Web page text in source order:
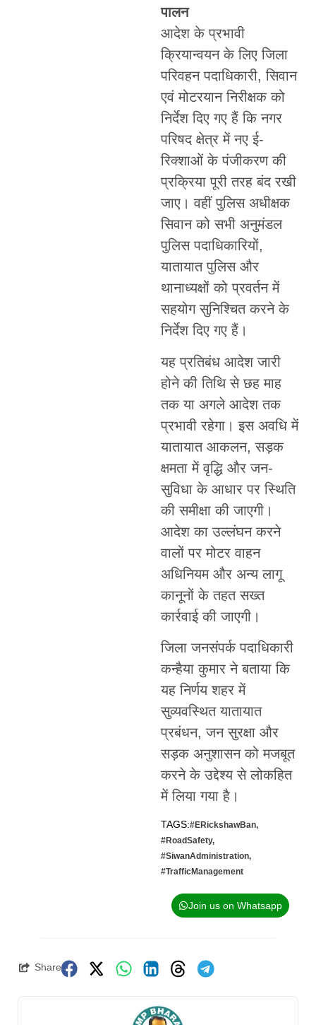
पालन
आदेश के प्रभावी
क्रियान्वयन के लिए जिला
परिवहन पदाधिकारी, सिवान
एवं मोटरयान निरीक्षक को
निर्देश दिए गए हैं कि नगर
परिषद क्षेत्र में नए ई-
रिक्शाओं के पंजीकरण की
प्रक्रिया पूरी तरह बंद रखी
जाए। वहीं पुलिस अधीक्षक
सिवान को सभी अनुमंडल
पुलिस पदाधिकारियों,
यातायात पुलिस और
थानाध्यक्षों को प्रवर्तन में
सहयोग सुनिश्चित करने के
निर्देश दिए गए हैं।
यह प्रतिबंध आदेश जारी
होने की तिथि से छह माह
तक या अगले आदेश तक
प्रभावी रहेगा। इस अवधि में
यातायात आकलन, सड़क
क्षमता में वृद्धि और जन-
सुविधा के आधार पर स्थिति
की समीक्षा की जाएगी।
आदेश का उल्लंघन करने
वालों पर मोटर वाहन
अधिनियम और अन्य लागू
कानूनों के तहत सख्त
कार्रवाई की जाएगी।
जिला जनसंपर्क पदाधिकारी
कन्हैया कुमार ने बताया कि
यह निर्णय शहर में
सुव्यवस्थित यातायात
प्रबंधन, जन सुरक्षा और
सड़क अनुशासन को मजबूत
करने के उद्देश्य से लोकहित
में लिया गया है।
TAGS:#ERickshawBan,
#RoadSafety,
#SiwanAdministration,
#TrafficManagement
Join us on Whatsapp
Share